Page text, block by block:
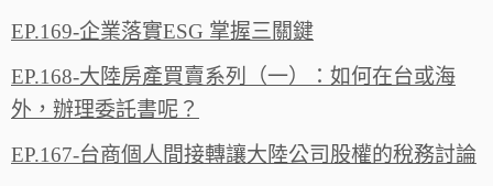
EP.169-企業落實ESG 掌握三關鍵
EP.168-大陸房產買賣系列（一）：如何在台或海
外，辦理委託書呢？
EP.167-台商個人間接轉讓大陸公司股權的稅務討論